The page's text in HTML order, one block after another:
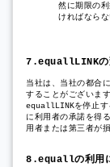
然に期限の
ければならな
7.equallLINK
当社は、当社の都合
することがございま
equallLINKを停止
に利用者の承諾を得
用者または第三者が
8.equallの利用